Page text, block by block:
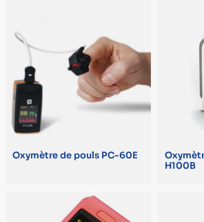
59 g (1)
75 g (1)
COLORIS
Myrtille (1)
Orange (1)
Pédiatrique (2)
Oxymètre de pouls PC-60E
H100B